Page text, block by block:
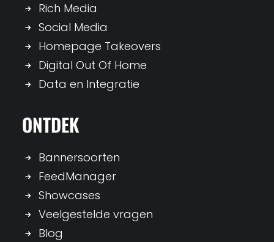
Rich Media
Social Media
Homepage Takeovers
Digital Out Of Home
Data en Integratie
ONTDEK
Bannersoorten
FeedManager
Showcases
Veelgestelde vragen
Blog